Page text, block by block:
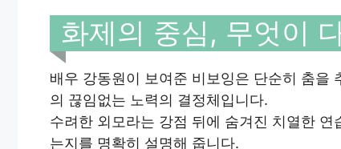
화제의 중심, 무엇이
배우 강동원이 보여준 비보잉은 단순히 춤을
의 끊임없는 노력의 결정체입니다.
수려한 외모라는 강점 뒤에 숨겨진 치열한
는지를 명확히 설명해 줍니다.